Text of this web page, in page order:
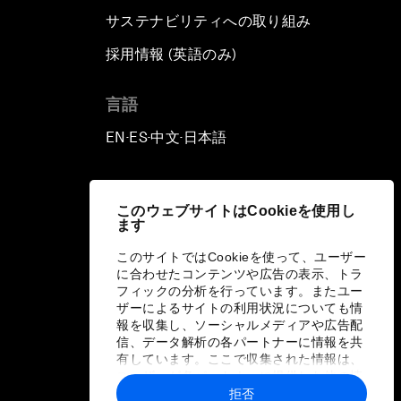
このウェブサイトはCookieを使用し
ます
このサイトではCookieを使って、ユーザー
に合わせたコンテンツや広告の表示、トラ
フィックの分析を行っています。またユー
ザーによるサイトの利用状況についても情
報を収集し、ソーシャルメディアや広告配
信、データ解析の各パートナーに情報を共
有しています。ここで収集された情報は、
ユーザーが各パートナーに提供した他の情
報や各パートナーのサービスを使用した際
拒否
サステナビリティへの取り組み
採用情報 (英語のみ)
言語
EN ▪ES▪中文▪ 日本語